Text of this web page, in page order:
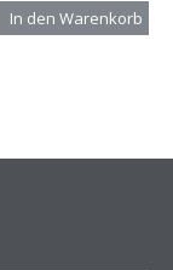
In den Warenkorb